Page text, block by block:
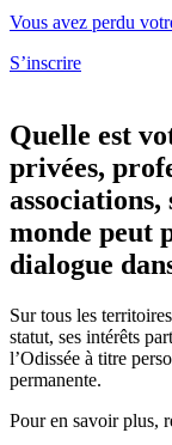
Vous avez perdu
S’inscrire
Quelle est
privées,
monde peut
dialogue
Sur tous les
statut, ses intérêts
l’Odissée à titre
permanente.
Pour en savoir plus,